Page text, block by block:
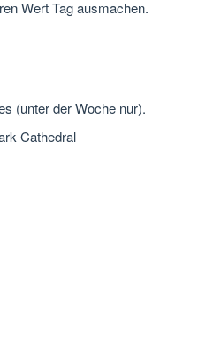
Wert Tag ausmachen.
(unter der Woche nur).
Cathedral